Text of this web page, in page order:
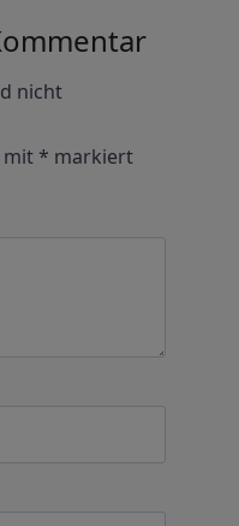
nicht
mit* markiert